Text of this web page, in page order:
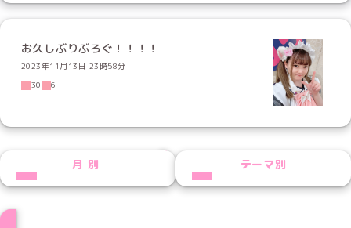
お久しぶりぶろぐ！！！！
2023年11月13日 23時58分
30
6
NEXT
月別 テーマ別